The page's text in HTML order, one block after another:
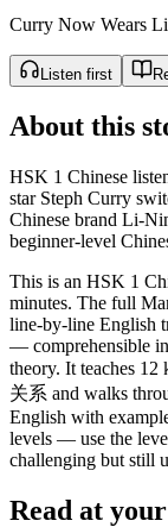
Curry Now Wears
Listen first
About this
HSK 1 Chinese
star Steph Curry
Chinese brand Li-
beginner-level
This is an HSK 1
minutes. The full
line-by-line English
— comprehensible
theory. It teaches
关系 and walks
English with
levels — use the
challenging but still
Read at